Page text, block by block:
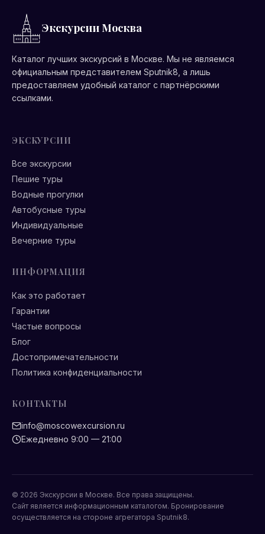
Экскурсии Москва
Каталог лучших экскурсий в Москве. Мы не являемся
официальным представителем Sputnik8, а лишь
предоставляем удобный каталог с партнёрскими
ссылками.
ЭКСКУРСИИ
Все экскурсии
Пешие туры
Водные прогулки
Автобусные туры
Индивидуальные
Вечерние туры
ИНФОРМАЦИЯ
Как это работает
Гарантии
Частые вопросы
Блог
Достопримечательности
Политика конфиденциальности
КОНТАКТЫ
info@moscowexcursion.ru
Ежедневно 9:00 — 21:00
© 2026 Экскурсии в Москве. Все права защищены.
Сайт является информационным каталогом. Бронирование
осуществляется на стороне агрегатора Sputnik8.